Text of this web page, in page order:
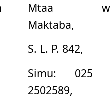
Mtaa
Maktaba,
S. L. P. 842,
Simu: 025
2502589,